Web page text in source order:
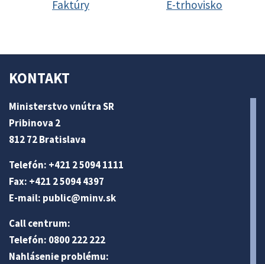
Faktúry E-trhovisko
KONTAKT
Ministerstvo vnútra SR
Pribinova 2
812 72 Bratislava
Telefón: +421 2 5094 1111
Fax: +421 2 5094 4397
E-mail: public@minv.sk
Call centrum:
Telefón: 0800 222 222
Nahlásenie problému: